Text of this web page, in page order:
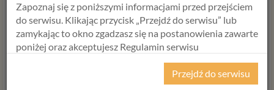
Więcej artykulów na temat autyzmu,
ADHD i zespołu Aspergera:
Zespół nadpobudliwości psychoruchowej – ADHD
Autyzm i ADHD – co mają ze sobą wspólnego?
Zapoznaj się z poniższymi informacjami przed przejściem
do serwisu. Klikając przycisk „Przejdź do serwisu” lub
zamykając to okno zgadzasz się na postanowienia zawarte
poniżej oraz akceptujesz Regulamin serwisu
Psychorada.pl i Politykę Prywatności.
Przejdź do serwisu